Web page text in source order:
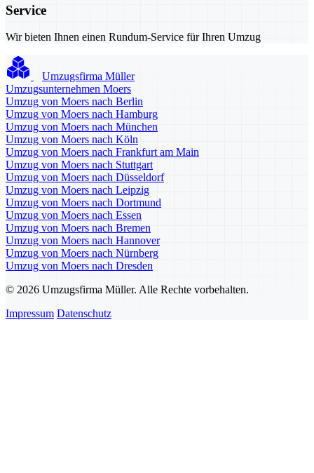
Service
Wir bieten Ihnen einen Rundum-Service für Ihren Umzug
Umzugsfirma Müller
Umzugsunternehmen Moers
Umzug von Moers nach Berlin
Umzug von Moers nach Hamburg
Umzug von Moers nach München
Umzug von Moers nach Köln
Umzug von Moers nach Frankfurt am Main
Umzug von Moers nach Stuttgart
Umzug von Moers nach Düsseldorf
Umzug von Moers nach Leipzig
Umzug von Moers nach Dortmund
Umzug von Moers nach Essen
Umzug von Moers nach Bremen
Umzug von Moers nach Hannover
Umzug von Moers nach Nürnberg
Umzug von Moers nach Dresden
© 2026 Umzugsfirma Müller. Alle Rechte vorbehalten.
Impressum Datenschutz